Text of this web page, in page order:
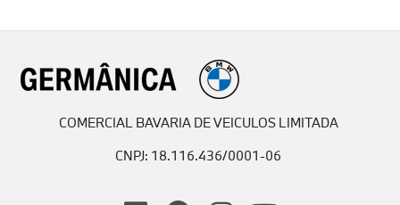
COMERCIAL BAVARIA DE VEICULOS LIMITADA
CNPJ: 18.116.436/0001-06